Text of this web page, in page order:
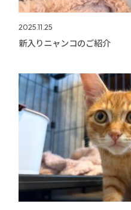
2025.11.25
新入りニャンコのご紹介